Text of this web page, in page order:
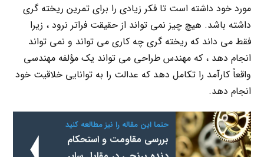
مورد خود داشته است تا فکر زیادی را برای تمرین ریخته گری
داشته باشد. هیچ چیز نمی تواند از حقیقت فراتر نرود ، زیرا
فقط می داند که ریخته گری چه کاری می تواند و نمی تواند
انجام دهد ، که مهندس طراحی می تواند یک مؤلفه مهندسی
واقعاً کارآمد را تکامل دهد که عدالت را به توانایی خلاقیت خود
انجام دهد.
حتما این مقاله را نیز مطالعه کنید
بررسی مقاومت و استحکام